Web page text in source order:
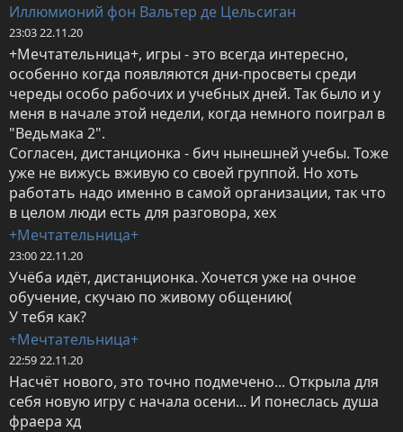
Иллюмионий фон Вальтер де Цельсиган
23:03 22.11.20
+Мечтательница+, игры - это всегда интересно,
особенно когда появляются дни-просветы среди
череды особо рабочих и учебных дней. Так было и у
меня в начале этой недели, когда немного поиграл в
"Ведьмака 2".
Согласен, дистанционка - бич нынешней учебы. Тоже
уже не вижусь вживую со своей группой. Но хоть
работать надо именно в самой организации, так что
в целом люди есть для разговора, хех
+Мечтательница+
23:00 22.11.20
Учёба идёт, дистанционка. Хочется уже на очное
обучение, скучаю по живому общению(
У тебя как?
+Мечтательница+
22:59 22.11.20
Насчёт нового, это точно подмечено... Открыла для
себя новую игру с начала осени... И понеслась душа
фраера хд